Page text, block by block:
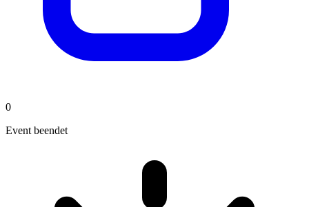
0
Event beendet